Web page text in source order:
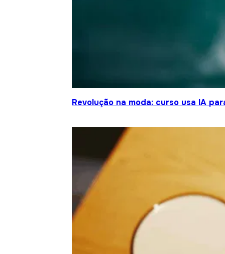
Revolução na moda: curso usa IA